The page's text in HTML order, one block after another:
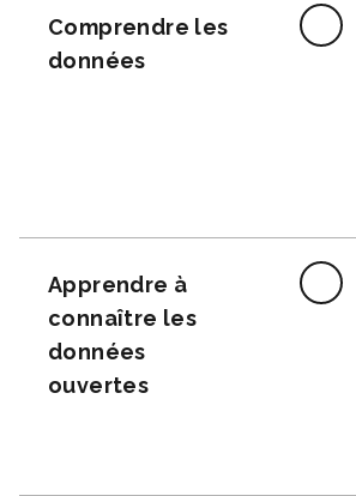
Comprendre les
données
Apprendre à
connaître les
données
ouvertes